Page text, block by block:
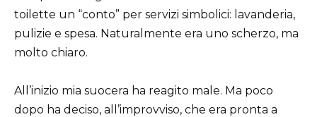
toilette un “conto” per servizi simbolici: lavanderia,
pulizie e spesa. Naturalmente era uno scherzo, ma
molto chiaro.
All’inizio mia suocera ha reagito male. Ma poco
dopo ha deciso, all’improvviso, che era pronta a